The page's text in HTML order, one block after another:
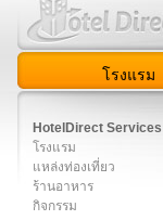
โรงแรม
HotelDirect Services
โรงแรม
แหล่งท่องเที่ยว
ร้านอาหาร
กิจกรรม